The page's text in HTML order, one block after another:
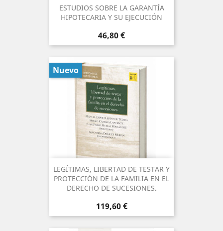
ESTUDIOS SOBRE LA GARANTÍA
HIPOTECARIA Y SU EJECUCIÓN
Precio
46,80 €
LEGÍTIMAS, LIBERTAD DE TESTAR Y
PROTECCIÓN DE LA FAMILIA EN EL
DERECHO DE SUCESIONES.
Precio
119,60 €
Nuevo